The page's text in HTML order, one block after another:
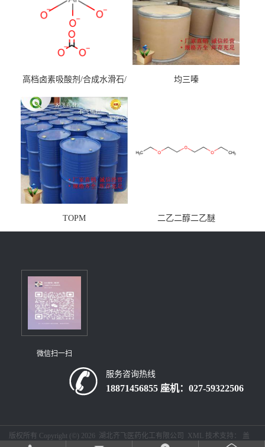
高档卤素吸酸剂/合成水滑石/
均三嗪
TOPM 二乙二醇二乙醚
微信扫一扫
服务咨询热线
18871456855 座机：027-59322506
版权所有 Copyright (©) 2026 湖北齐飞医药化工有限公司 XML 技术支持： 盖